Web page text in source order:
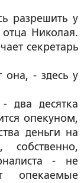
разрешить у
Николая.
секретарь
- здесь у
два десятка
опекуном,
деньги на
- не
опекаемые